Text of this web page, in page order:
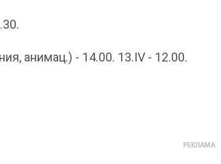
анимац.) - 14.00. 13.IV - 12.00.